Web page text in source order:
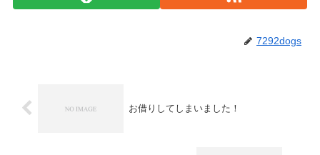
7292dogs
お借りしてしまいました！